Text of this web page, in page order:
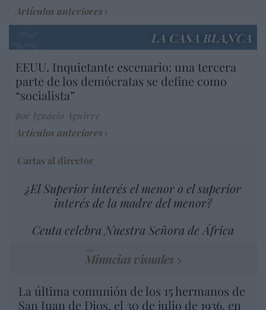
Artículos anteriores
LA CASA BLANCA
EEUU. Inquietante escenario: una tercera
parte de los demócratas se define como
“socialista”
Artículos anteriores
Cartas al director
¿El Superior interés el menor o el superior
interés de la madre del menor?
Ceuta celebra Nuestra Señora de África
Minucias visuales
La última comunión de los 15 hermanos de
San Juan de Dios, el 30 de julio de 1936, en